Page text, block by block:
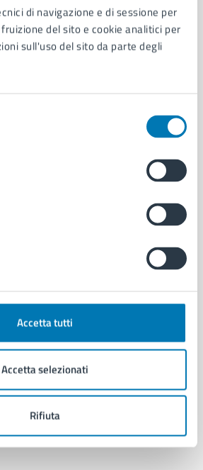
di navigazione e di sessione per
del sito e cookie analitici per
sull'uso del sito da parte degli
Accetta tutti
Accetta selezionati
Rifiuta
e protocollo